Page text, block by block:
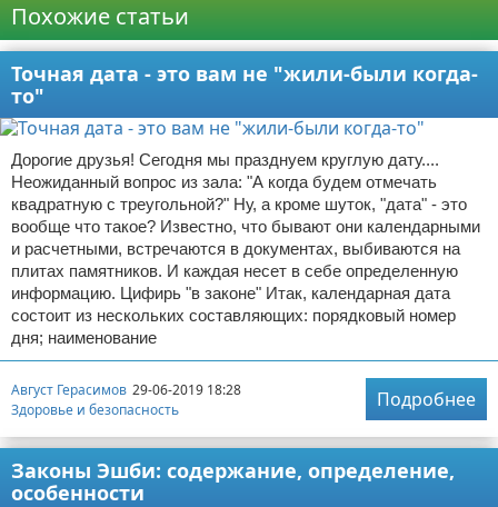
Похожие статьи
Точная дата - это вам не "жили-были когда-
то"
Дорогие друзья! Сегодня мы празднуем круглую дату....
Неожиданный вопрос из зала: "А когда будем отмечать
квадратную с треугольной?" Ну, а кроме шуток, "дата" - это
вообще что такое? Известно, что бывают они календарными
и расчетными, встречаются в документах, выбиваются на
плитах памятников. И каждая несет в себе определенную
информацию. Цифирь "в законе" Итак, календарная дата
состоит из нескольких составляющих: порядковый номер
дня; наименование
Август Герасимов 29-06-2019 18:28
Здоровье и безопасность
Подробнее
Законы Эшби: содержание, определение,
особенности